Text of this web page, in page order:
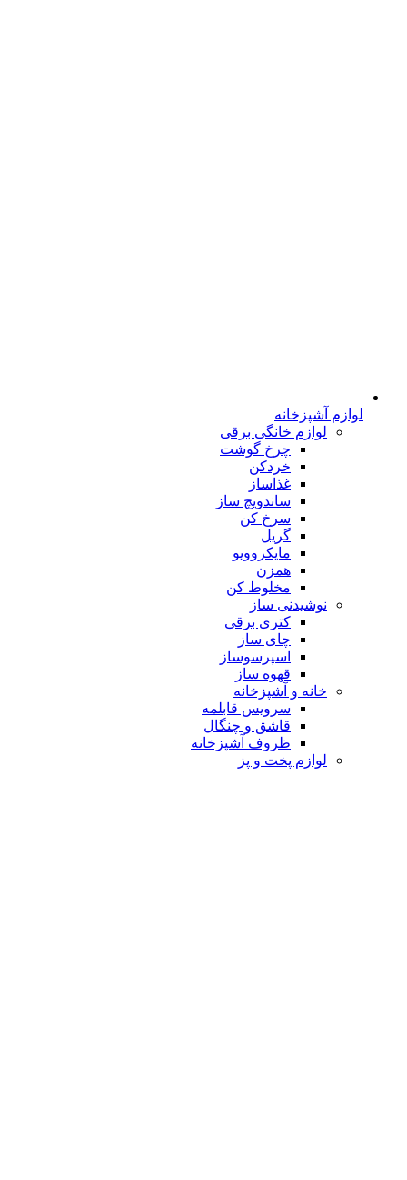
لوازم آشپزخانه
لوازم خانگی برقی
چرخ گوشت
خردکن
غذاساز
ساندویچ ساز
سرخ کن
گریل
مایکروویو
همزن
مخلوط کن
نوشیدنی ساز
کتری برقی
چای ساز
اسپرسوساز
قهوه ساز
خانه و آشپزخانه
سرویس قابلمه
قاشق و چنگال
ظروف آشپزخانه
لوازم پخت و پز